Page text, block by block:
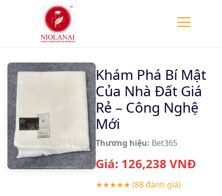
Khám Phá Bí Mật
Của Nhà Đất Giá
Rẻ – Công Nghệ
Mới
Thương hiệu: Bet365
Giá: 126,238 VNĐ
★★★★★ (88 đánh giá)